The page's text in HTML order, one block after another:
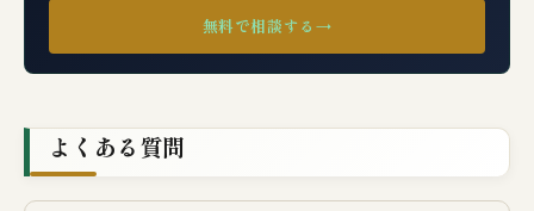
無料で相談する →
よくある質問